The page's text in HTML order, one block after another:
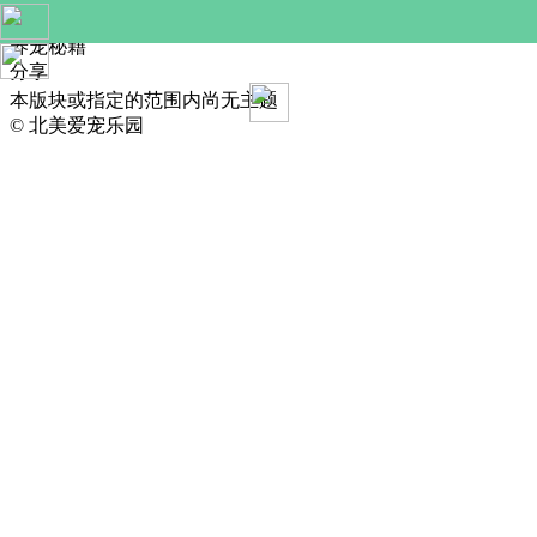
养宠秘籍
分享
本版块或指定的范围内尚无主题
© 北美爱宠乐园